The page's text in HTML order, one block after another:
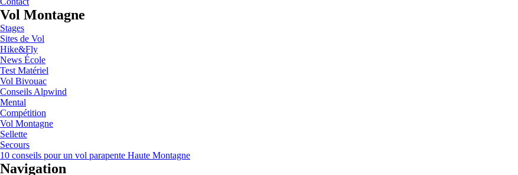
Vol Montagne
Stages
Sites de Vol
Hike&Fly
News École
Test Matériel
Vol Bivouac
Conseils Alpwind
Mental
Compétition
Vol Montagne
Sellette
Secours
10 conseils pour un vol parapente Haute Montagne
Navigation